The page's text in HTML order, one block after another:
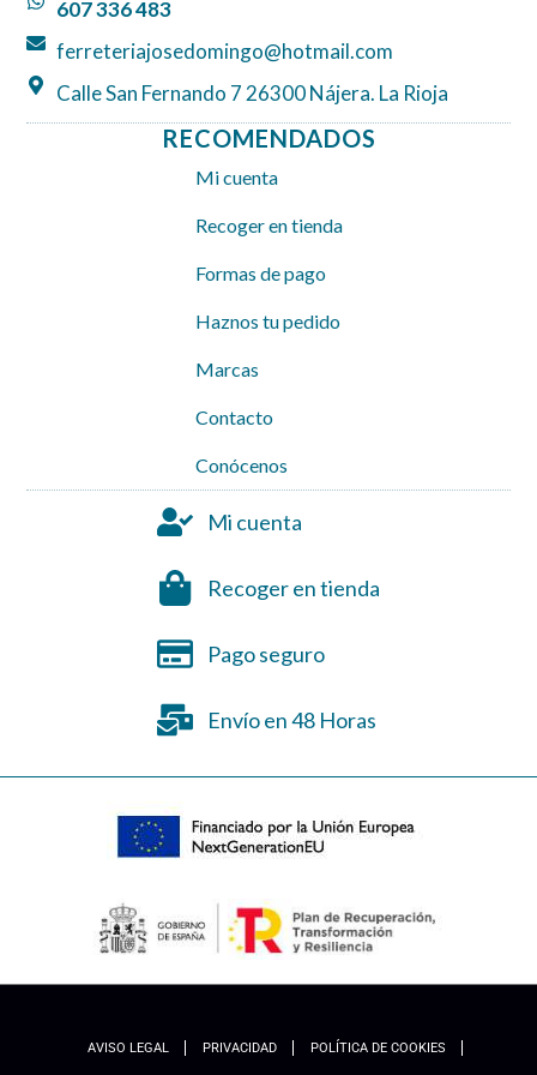
607 336 483
ferreteriajosedomingo@hotmail.com
Calle San Fernando 7 26300 Nájera. La Rioja
RECOMENDADOS
Mi cuenta
Recoger en tienda
Formas de pago
Haznos tu pedido
Marcas
Contacto
Conócenos
Mi cuenta
Recoger en tienda
Pago seguro
Envío en 48 Horas
AVISO LEGAL PRIVACIDAD POLÍTICA DE COOKIES